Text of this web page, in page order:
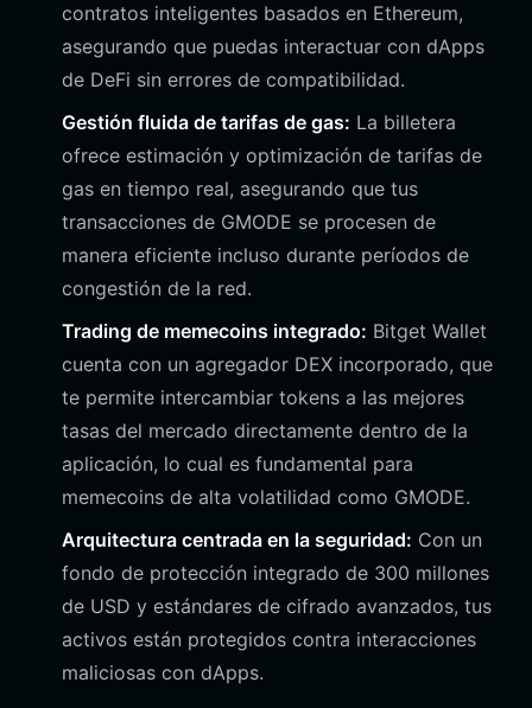
contratos inteligentes basados en Ethereum,
asegurando que puedas interactuar con dApps
de DeFi sin errores de compatibilidad.
Gestión fluida de tarifas de gas: La billetera
ofrece estimación y optimización de tarifas de
gas en tiempo real, asegurando que tus
transacciones de GMODE se procesen de
manera eficiente incluso durante períodos de
congestión de la red.
Trading de memecoins integrado: Bitget Wallet
cuenta con un agregador DEX incorporado, que
te permite intercambiar tokens a las mejores
tasas del mercado directamente dentro de la
aplicación, lo cual es fundamental para
memecoins de alta volatilidad como GMODE.
Arquitectura centrada en la seguridad: Con un
fondo de protección integrado de 300 millones
de USD y estándares de cifrado avanzados, tus
activos están protegidos contra interacciones
maliciosas con dApps.